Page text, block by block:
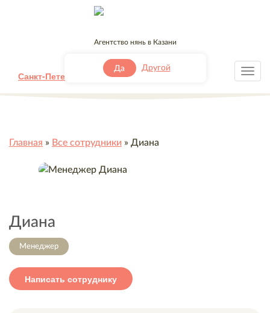
Агентство нянь в Казани
+7 (843) 500-42-30
Санкт-Петербург Москва Другой
Да Другой
Главная » Все сотрудники » Диана
Диана
Менеджер
Написать сотруднику